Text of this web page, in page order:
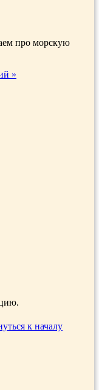
про морскую
»
к началу